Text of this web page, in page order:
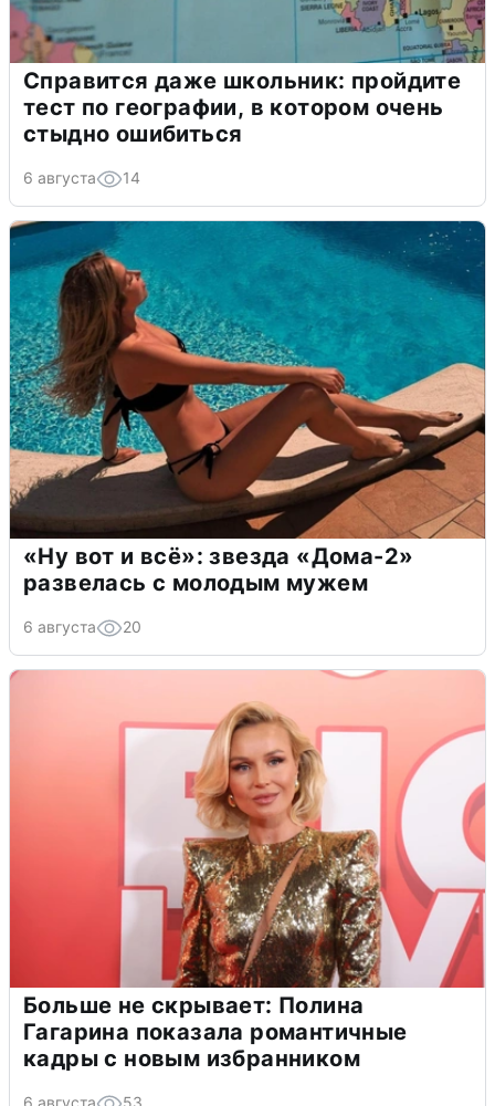
Справится даже школьник: пройдите
тест по географии, в котором очень
стыдно ошибиться
6 августа 14
«Ну вот и всё»: звезда «Дома-2»
развелась с молодым мужем
6 августа 20
Больше не скрывает: Полина
Гагарина показала романтичные
кадры с новым избранником
6 августа 53